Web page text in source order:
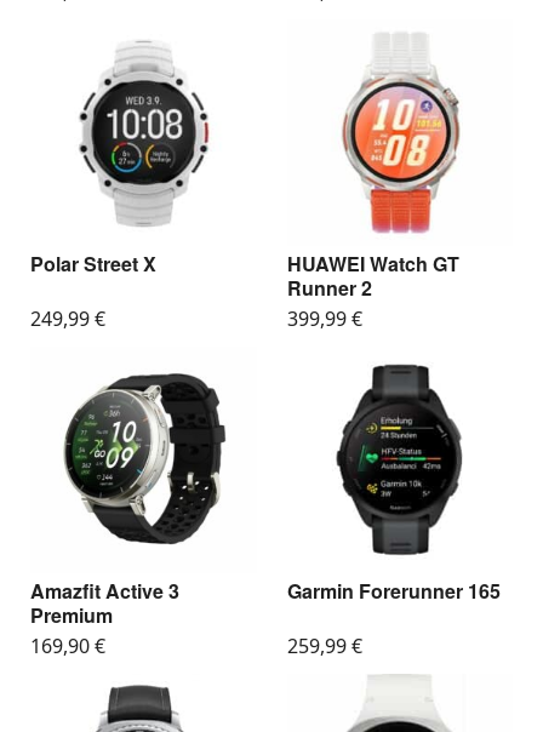
Polar Street X
249,99€
HUAWEI Watch GT
Runner 2
399,99€
Amazfit Active 3
Premium
169,90€
Garmin Forerunner 165
259,99€